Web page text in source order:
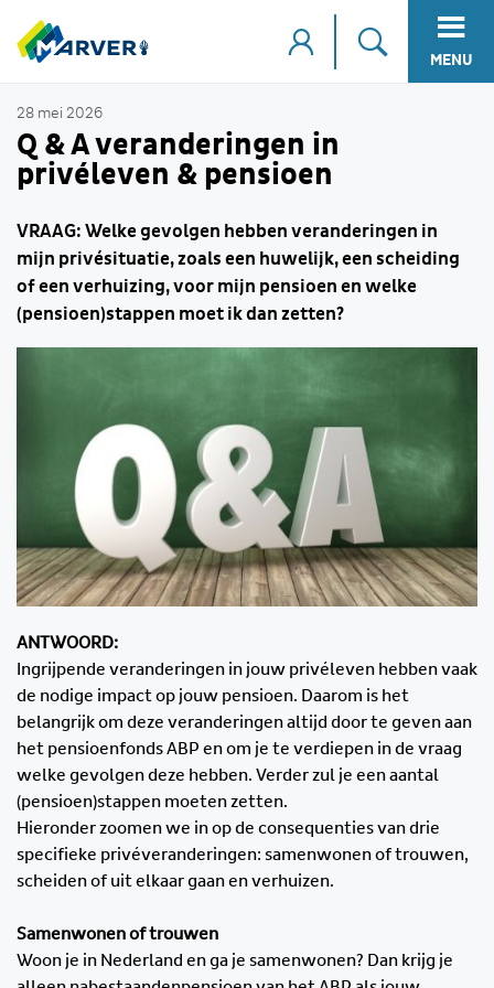
MENU
28 mei 2026
Q & A veranderingen in
privéleven & pensioen
VRAAG: Welke gevolgen hebben veranderingen in
mijn privésituatie, zoals een huwelijk, een scheiding
of een verhuizing, voor mijn pensioen en welke
(pensioen)stappen moet ik dan zetten?
ANTWOORD:
Ingrijpende veranderingen in jouw privéleven hebben vaak
de nodige impact op jouw pensioen. Daarom is het
belangrijk om deze veranderingen altijd door te geven aan
het pensioenfonds ABP en om je te verdiepen in de vraag
welke gevolgen deze hebben. Verder zul je een aantal
(pensioen)stappen moeten zetten.
Hieronder zoomen we in op de consequenties van drie
specifieke privéveranderingen: samenwonen of trouwen,
scheiden of uit elkaar gaan en verhuizen.
Samenwonen of trouwen
Woon je in Nederland en ga je samenwonen? Dan krijg je